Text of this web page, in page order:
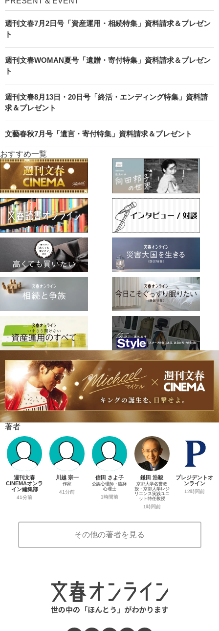
週刊文春7月2日号「資産運用・相続特集」資料請求＆プレゼン
ト
週刊文春WOMAN夏号「遺贈・寄付特集」資料請求＆プレゼン
ト
週刊文春8月13日・20日号「終活・エンディング特集」資料請
求＆プレゼント
文藝春秋7月号「遺言・寄付特集」資料請求＆プレゼント
おすすめ一覧
著者
週刊文春
CINEMAオンラ
イン編集部
41分前
川越 宗一
作家
41分前
信田 さよ子
公認心理師・臨床
心理士
1時間前
鎌田 浩毅
京都大学名誉教
授・京都大学レジ
リエンス実践ユニ
ット特任教授
1時間前
プレジデントオ
ンライン
12時間前
その他の著者を見る